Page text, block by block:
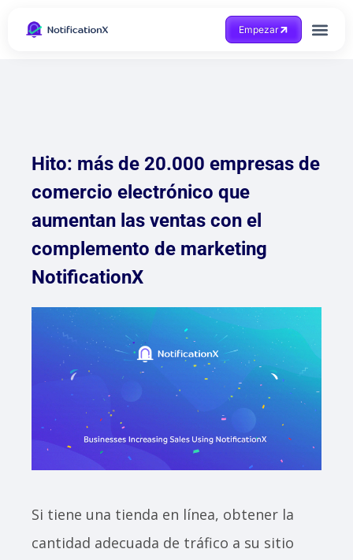
Empezar
Hito: más de 20.000 empresas de
comercio electrónico que
aumentan las ventas con el
complemento de marketing
NotificationX
Si tiene una tienda en línea, obtener la
cantidad adecuada de tráfico a su sitio